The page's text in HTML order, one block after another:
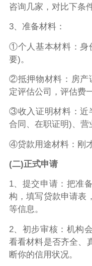
咨询几家，对比下条
3、准备材料：
①个人基本材料：身
要)。
②抵押物材料：房产
定评估公司，评估费
③收入证明材料：近
合同、在职证明)、营
④贷款用途材料：刚
(二)正式申请
1、提交申请：把准
构，填写贷款申请表
等信息。
2、初步审核：机构
看看材料是否齐全、
断你的信用状况。